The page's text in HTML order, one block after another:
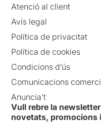
Atenció al client
Avís legal
Política de privacitat
Política de cookies
Condicions d’ús
Comunicacions
Anuncia’t
Vull rebre la
novetats, promocions